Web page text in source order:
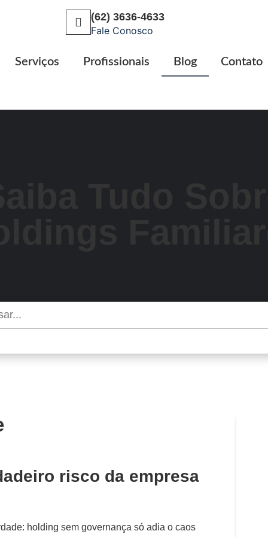
(62) 3636-4633
Fale Conosco
Serviços Profissionais Blog Contato
risco da empresa
holding sem governança só adia o caos